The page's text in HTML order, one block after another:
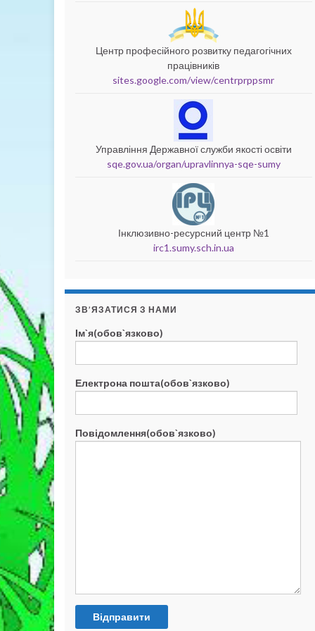
Центр професійного розвитку педагогічних
працівників
sites.google.com/view/centrprppsmr
Управління Державної служби якості освіти
sqe.gov.ua/organ/upravlinnya-sqe-sumy
Інклюзивно-ресурсний центр №1
irc1.sumy.sch.in.ua
ЗВ’ЯЗАТИСЯ З НАМИ
Ім`я(обов`язково)
Електрона пошта(обов`язково)
Повідомлення(обов`язково)